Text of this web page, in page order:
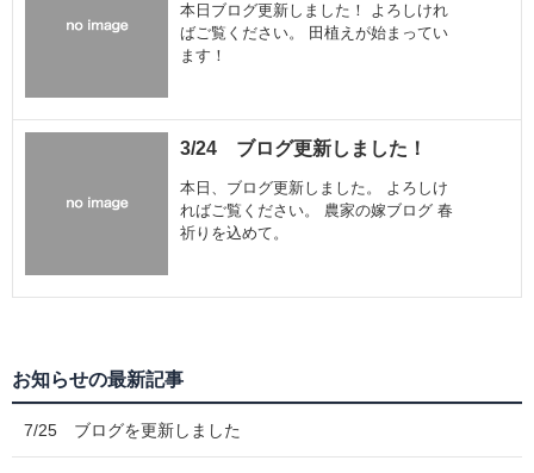
本日ブログ更新しました！ よろしけれ
ばご覧ください。 田植えが始まってい
ます！
3/24 ブログ更新しました！
本日、ブログ更新しました。 よろしけ
ればご覧ください。 農家の嫁ブログ 春
祈りを込めて。
お知らせの最新記事
7/25 ブログを更新しました